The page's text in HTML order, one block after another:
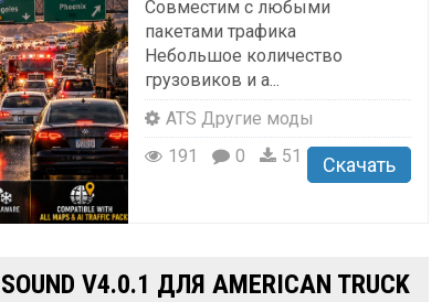
Совместим с любыми
пакетами трафика
Небольшое количество
грузовиков и а...
ATS Другие моды
191
0 51 Скачать
V4.0.1 ДЛЯ AMERICAN TRUCK